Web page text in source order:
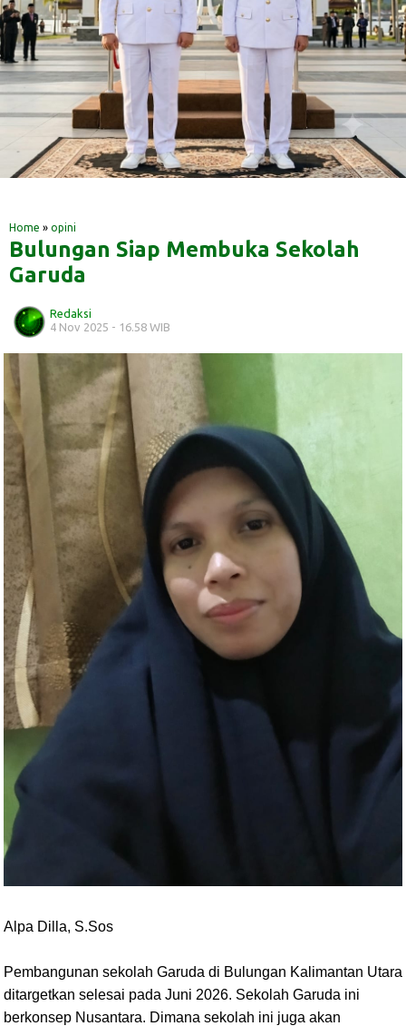
Home » opini
Bulungan Siap Membuka Sekolah
Garuda
Redaksi
4 Nov 2025 - 16.58 WIB
Alpa Dilla, S.Sos
Pembangunan sekolah Garuda di Bulungan Kalimantan Utara
ditargetkan selesai pada Juni 2026. Sekolah Garuda ini
berkonsep Nusantara. Dimana sekolah ini juga akan